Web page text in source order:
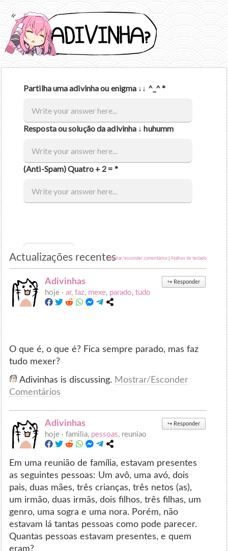
Actualizações recentesMostrar/esconder comentários| Atalhos de teclado
Adivinhas ↪ Responder
hoje ·ar,faz, mexe, parado,tudo
O que é, o que é? Fica sempre parado, mas faz
tudo mexer?
Adivinhas is discussing. Mostrar/Esconder
Comentários
Adivinhas ↪ Responder
hoje ·familia, pessoas, reuniao
Em uma reunião de família, estavam presentes
as seguintes pessoas: Um avô, uma avó, dois
pais, duas mães, três crianças, três netos (as),
um irmão, duas irmãs, dois filhos, três filhas, um
genro, uma sogra e uma nora. Porém, não
estavam lá tantas pessoas como pode parecer.
Quantas pessoas estavam presentes, e quem
eram?